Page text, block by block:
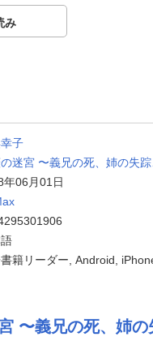
み
子
迷宮 〜義兄の死、姉の失
年06月01日
籍リーダー, Android,
〜義兄の死、姉